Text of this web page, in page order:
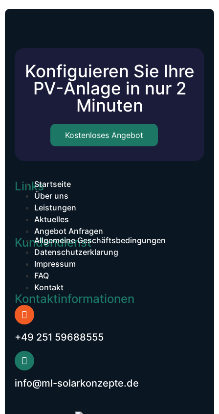
Konfiguieren Sie Ihre
PV-Anlage in nur 2
Minuten
Kostenloses Angebot
LinksStartseite
Über uns
Leistungen
Aktuelles
Angebot Anfragen
Kundendienst​
Allgemeine Geschäftsbedingungen
Datenschutzerklarung
Impressum
FAQ
Kontakt
Kontaktinformationen
+49 251 59688555
info@ml-solarkonzepte.de